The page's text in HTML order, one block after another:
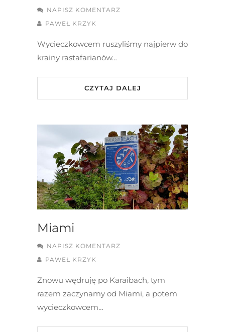
NAPISZ KOMENTARZ
PAWEŁ KRZYK
Wycieczkowcem ruszyliśmy najpierw do
krainy rastafarianów…
CZYTAJ DALEJ
Miami
NAPISZ KOMENTARZ
PAWEŁ KRZYK
Znowu wędruję po Karaibach, tym
razem zaczynamy od Miami, a potem
wycieczkowcem…